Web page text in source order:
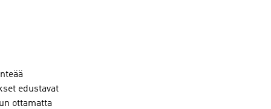
edustavat
ottamatta